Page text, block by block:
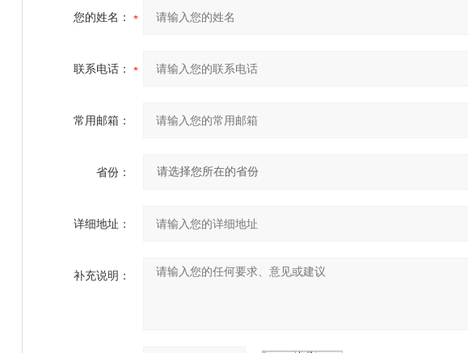
您的姓名：
联系电话：
常用邮箱：
省份：
详细地址：
补充说明：